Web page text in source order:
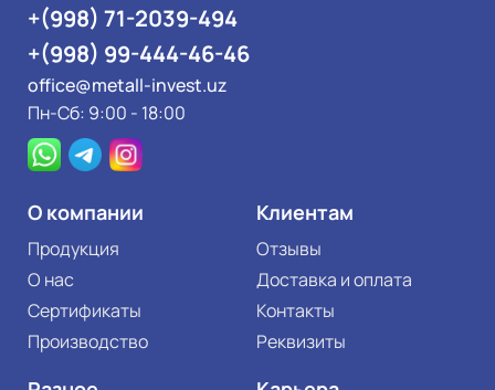
О компании
Продукция
О нас
Сертификаты
Производство
Клиентам
Отзывы
Доставка и оплата
Контакты
Реквизиты
+(998) 71-2039-494
+(998) 99-444-46-46
office@metall-invest.uz
Пн-Сб: 9:00 - 18:00